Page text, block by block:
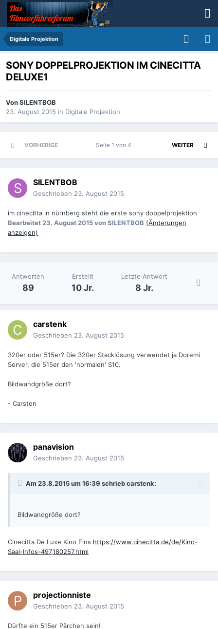
Digitale Projektion
SONY DOPPELPROJEKTION IM CINECITTA
DELUXE1
VonSILENTBOB
23. August 2015 in Digitale Projektion
VORHERIGE WEITER
Seite 1 von 4
SILENTBOB
Geschrieben 23. August 2015
im cinecitta in nürnberg steht die erste sony doppelprojektion
Bearbeitet23. August 2015von SILENTBOB (Änderungen
anzeigen)
Antworten
89
Erstellt
10 Jr.
Letzte Antwort
8 Jr.
carstenk
Geschrieben 23. August 2015
320er oder 515er? Die 320er Stacklösung verwendet ja Doremi
Server, die 515er den 'normalen' S10.
Bildwandgröße dort?
- Carsten
panavision
Geschrieben 23. August 2015
Am 23.8.2015 um 16:39 schrieb carstenk:
Bildwandgröße dort?
Cinecitta De Luxe Kino Eins https://www.cinecitta.de/de/Kino-
Saal-Infos-497,180257.html
projectionniste
Geschrieben 23. August 2015
Dürfte ein 515er Pärchen sein!